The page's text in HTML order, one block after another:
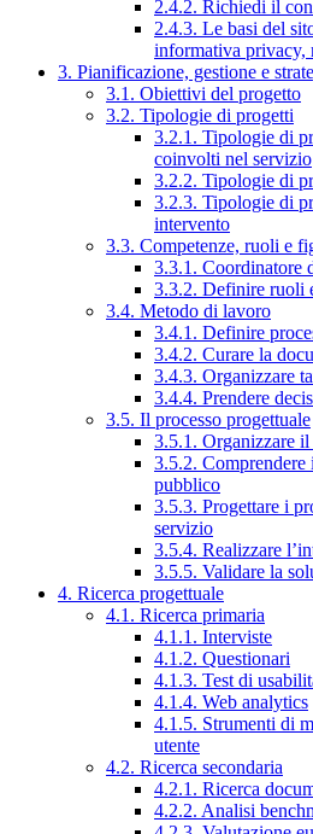
2.4.2. Richiedi il
2.4.3. Le basi del
informativa privacy,
3. Pianificazione, gestione e
3.1. Obiettivi del progetto
3.2. Tipologie di progetti
3.2.1. Tipologie di
coinvolti nel servizio
3.2.2. Tipologie di
3.2.3. Tipologie di
intervento
3.3. Competenze, ruoli e
3.3.1. Coordinatore
3.3.2. Definire ruoli
3.4. Metodo di lavoro
3.4.1. Definire
3.4.2. Curare la
3.4.3. Organizzare
3.4.4. Prendere
3.5. Il processo progettuale
3.5.1. Organizzare il
3.5.2. Comprendere
pubblico
3.5.3. Progettare i
servizio
3.5.4. Realizzare
3.5.5. Validare la
4. Ricerca progettuale
4.1. Ricerca primaria
4.1.1. Interviste
4.1.2. Questionari
4.1.3. Test di
4.1.4. Web analytics
4.1.5. Strumenti di
utente
4.2. Ricerca secondaria
4.2.1. Ricerca
4.2.2. Analisi